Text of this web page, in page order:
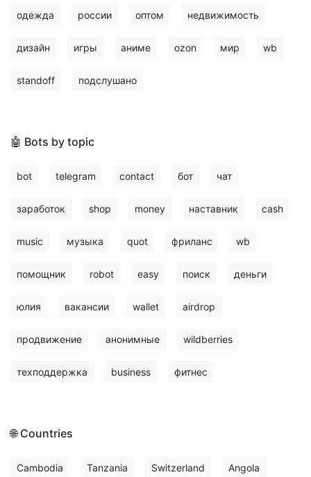
одежда россии оптом недвижимость
дизайн игры аниме ozon мир wb
standoff подслушано
🤖 Bots by topic
bot telegram contact бот чат
заработок shop money наставник cash
music музыка quot фриланс wb
помощник robot easy поиск деньги
юлия вакансии wallet airdrop
продвижение анонимные wildberries
техподдержка business фитнес
🌐 Countries
Cambodia Tanzania Switzerland Angola